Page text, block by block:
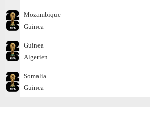
Mozambique
Guinea
Guinea
Algerien
Somalia
Guinea